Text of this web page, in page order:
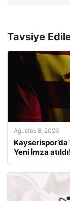
Tavsiye
Ağustos 8, 2026
Kayserispor’da
Yeni İmza